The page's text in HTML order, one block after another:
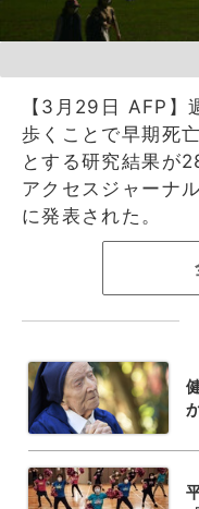
【3月29日 AFP】
歩くことで早期死
とする研究結果が
アクセスジャーナ
に発表された。